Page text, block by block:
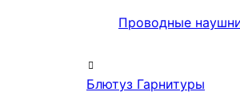
Проводные
Блютуз Гарнитуры